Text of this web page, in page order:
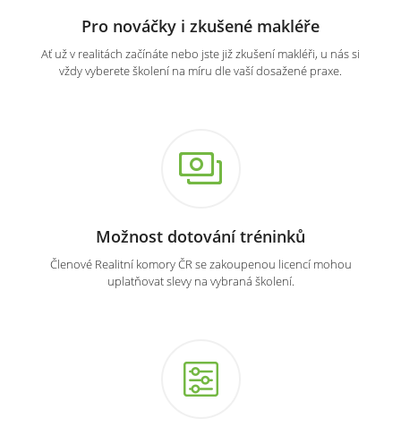
Pro nováčky i zkušené makléře
Ať už v realitách začínáte nebo jste již zkušení makléři, u nás si
vždy vyberete školení na míru dle vaší dosažené praxe.
Možnost dotování tréninků
Členové Realitní komory ČR se zakoupenou licencí mohou
uplatňovat slevy na vybraná školení.